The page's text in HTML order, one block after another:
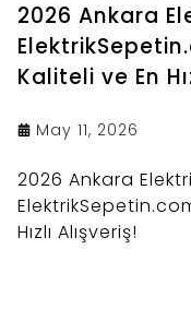
2026 Ankara
Kaliteli ve En
May 11, 2026
2026 Ankara
Hızlı Alışveriş!